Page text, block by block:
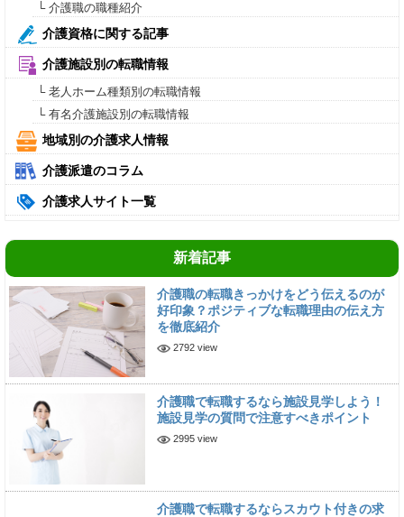
└ 介護職の職種紹介
介護資格に関する記事
介護施設別の転職情報
└ 老人ホーム種類別の転職情報
└ 有名介護施設別の転職情報
地域別の介護求人情報
介護派遣のコラム
介護求人サイト一覧
新着記事
介護職の転職きっかけをどう伝えるのが
好印象？ポジティブな転職理由の伝え方
を徹底紹介
2792 view
介護職で転職するなら施設見学しよう！
施設見学の質問で注意すべきポイント
2995 view
介護職で転職するならスカウト付きの求